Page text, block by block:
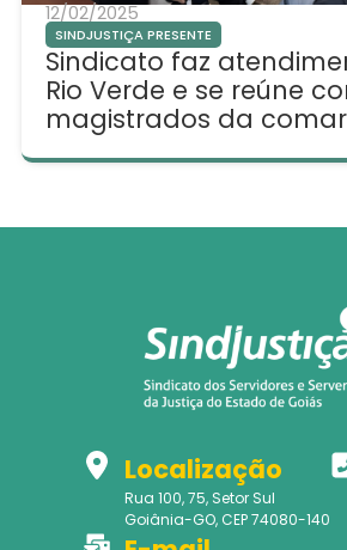
12/02/2025
SINDJUSTIÇA PRESENTE
Sindicato faz
Rio Verde e se reúne
magistrados da
Localização
Rua 100, 75, Setor Sul
Goiânia-GO, CEP 74080-140